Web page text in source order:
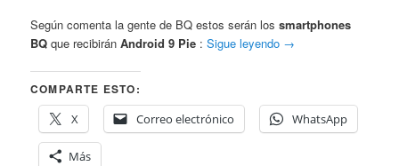
Según comenta la gente de BQ estos serán lossmartphones
BQ que recibiránAndroid 9 Pie :Sigue leyendo →
COMPARTE ESTO:
X
Correo electrónico WhatsApp
Más